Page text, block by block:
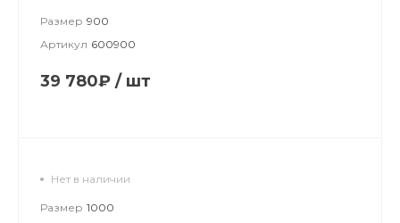
Размер 900
Артикул 600900
39 780₽ / шт
Нет в наличии
Размер 1000